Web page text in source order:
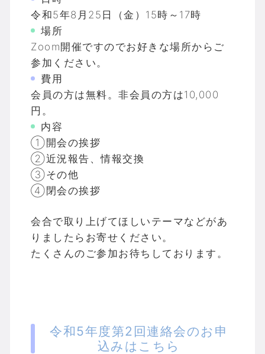
令和5年8月25日（金）15時～17時
場所
Zoom開催ですのでお好きな場所からご
参加ください。
費用
会員の方は無料。非会員の方は10,000
円。
内容
①開会の挨拶
②近況報告、情報交換
③その他
④閉会の挨拶
会合で取り上げてほしいテーマなどがあ
りましたらお寄せください。
たくさんのご参加お待ちしております。
令和5年度第2回連絡会のお申
込みはこちら